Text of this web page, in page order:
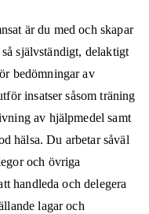
är du med och skapar
självständigt, delaktigt
bedömningar av
insatser såsom träning
av hjälpmedel samt
hälsa. Du arbetar såväl
och övriga
handleda och delegera
lagar och